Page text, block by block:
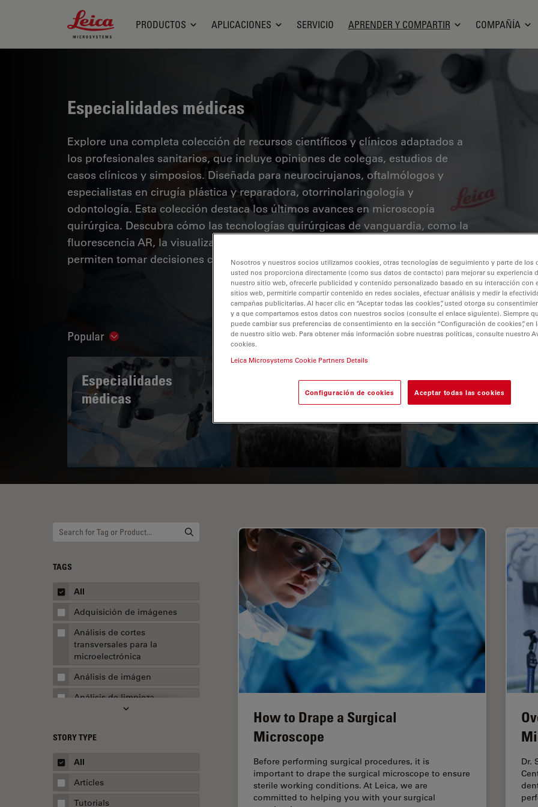
Leica Microsystems Logo
PRODUCTOS APLICACIONES SERVICIO APRENDER Y COMPARTIR COMPAÑÍA
Especialidades médicas
Explore una completa colección de recursos científicos y clínicos adaptados a
los profesionales sanitarios, que incluye opiniones de colegas, estudios de
casos clínicos y simposios. Diseñada para neurocirujanos, oftalmólogos y
especialistas en cirugía plástica y reparadora, otorrinolaringología y
odontología. Esta colección destaca los últimos avances en microscopía
quirúrgica. Descubra cómo las tecnologías quirúrgicas de vanguardia, como la
fluorescencia AR, la visualización 3D y las imágenes OCT intraoperatorias,
permiten tomar decisiones con confianza y precisión en cirugías complejas.
Popular Show subnavigation
Especialidades
médicas
A Guide to OCT
How to Drape a
Surgical Microscope
TAGS
All
Adquisición de imágenes
Análisis de cortes
transversales para la
microelectrónica
Análisis de imágen
Análisis de limpieza
Apertura numérica
AR Surgery
Automoción y transporte
Biofarmacia
STORY TYPE
All
Articles
Tutorials
How to Drape a Surgical
Microscope
Before performing surgical procedures, it is
important to drape the surgical microscope to ensure
sterile working conditions. At Leica, we are
committed to helping you with your surgical
Dr.
Nosotros y nuestros socios utilizamos cookies, otras tecnologías de seguimiento y parte de los
usted nos proporciona directamente (como sus datos de contacto) para mejorar su experiencia
nuestro sitio web, ofrecerle publicidad y contenido personalizado basado en su interacción con
sitios web, permitirle compartir contenido en redes sociales, efectuar análisis y medir la
campañas publicitarias. Al hacer clic en “Aceptar todas las cookies”, usted otorga su
y a que compartamos estos datos con nuestros socios (consulte el enlace siguiente). Siempre
puede cambiar sus preferencias de consentimiento en la sección “Configuración de cookies”, en
de nuestro sitio web. Para obtener más información sobre nuestras políticas, consulte nuestro
cookies.
Leica Microsystems Cookie Partners Details
Configuración de cookies Aceptar todas las cookies